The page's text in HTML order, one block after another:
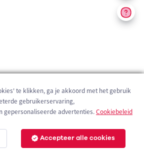
te klikken, ga je akkoord met het gebruik
gebruikerservaring,
gepersonaliseerde advertenties.Cookiebeleid
Accepteer alle cookies